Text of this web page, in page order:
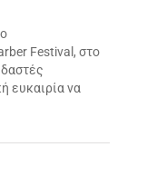
Festival, στο
ευκαιρία να